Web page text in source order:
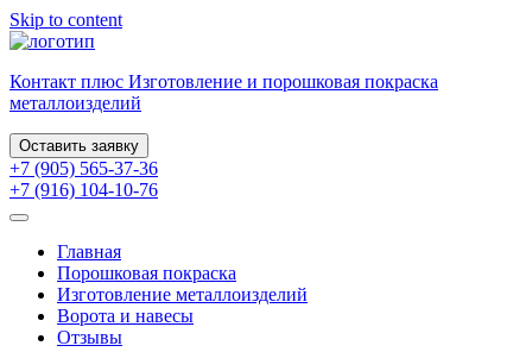
Skip to content
Контакт плюс Изготовление и порошковая покраска
металлоизделий
Оставить заявку
+7 (905) 565-37-36
+7 (916) 104-10-76
Главная
Порошковая покраска
Изготовление металлоизделий
Ворота и навесы
Отзывы